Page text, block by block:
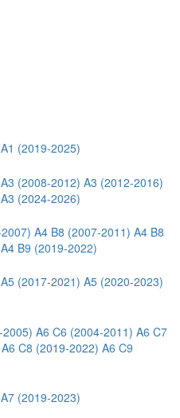
A1 (2019-2025)
A3 (2008-2012) A3 (2012-2016)
A3 (2024-2026)
A4 B8 (2007-2011) A4 B8
A4 B9 (2019-2022)
A5 (2017-2021) A5 (2020-2023)
A6 C6 (2004-2011) A6 C7
A6 C8 (2019-2022) A6 C9
A7 (2019-2023)